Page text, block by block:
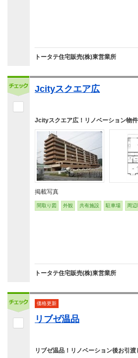
トータテ住宅販売(株)東営業所
Jcityスクエア広
Jcityスクエア広！リノベーション物
掲載写真
間取り図 外観 共有施設 駐車場 周
トータテ住宅販売(株)東営業所
価格更新
リブゼ温品
リブゼ温品！リノベーション後お引